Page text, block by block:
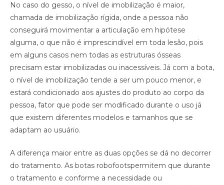
No caso do gesso, o nível de imobilização é maior,
chamada de imobilização rígida, onde a pessoa não
conseguirá movimentar a articulação em hipótese
alguma, o que não é imprescindível em toda lesão, pois
em alguns casos nem todas as estruturas ósseas
precisam estar imobilizadas ou inacessíveis. Já com a bota,
o nível de imobilização tende a ser um pouco menor, e
estará condicionado aos ajustes do produto ao corpo da
pessoa, fator que pode ser modificado durante o uso já
que existem diferentes modelos e tamanhos que se
adaptam ao usuário.
A diferença maior entre as duas opções se dá no decorrer
do tratamento. As botas robofootspermitem que durante
o tratamento e conforme a necessidade ou